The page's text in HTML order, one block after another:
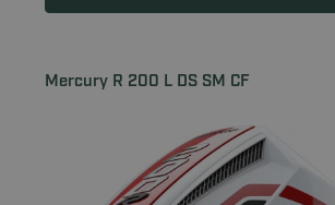
Mercury R 200 L DS SM CF